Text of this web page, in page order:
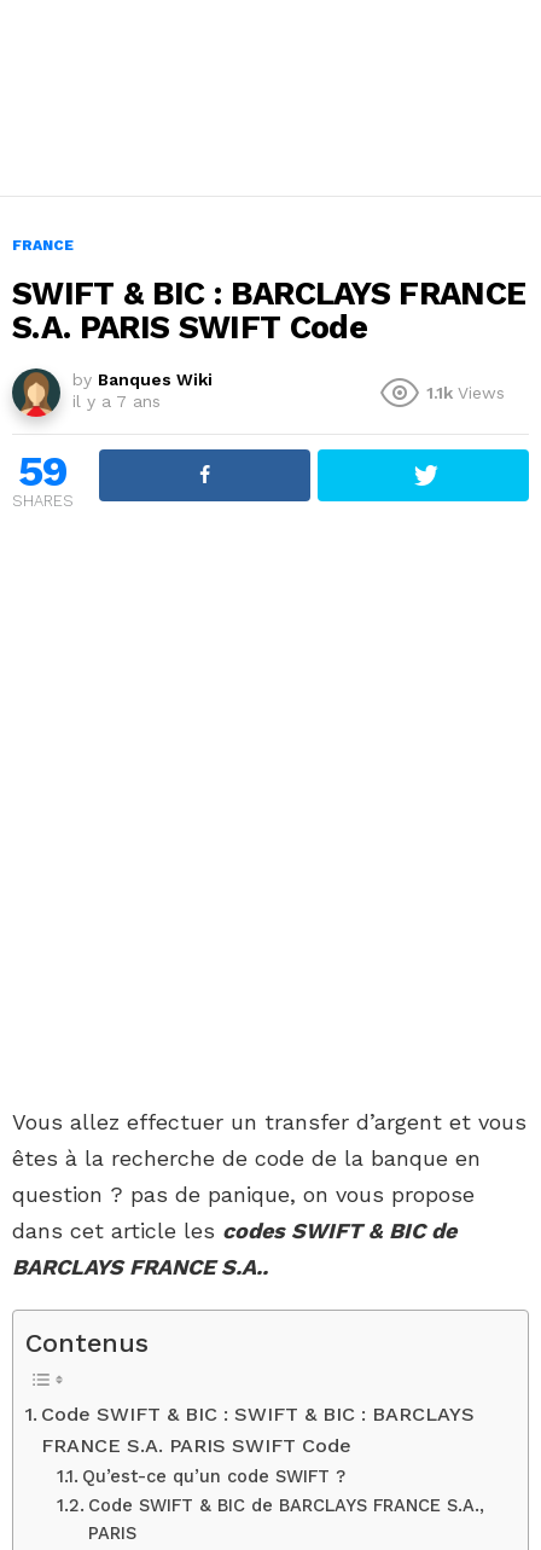
FRANCE
SWIFT & BIC : BARCLAYS FRANCE
S.A. PARIS SWIFT Code
by Banques Wiki
il y a 7 ans
1.1k Views
59
SHARES
Vous allez effectuer un transfer d’argent et vous
êtes à la recherche de code de la banque en
question ? pas de panique, on vous propose
dans cet article les codes SWIFT & BIC de
BARCLAYS FRANCE S.A..
Contenus
Code SWIFT & BIC : SWIFT & BIC : BARCLAYS
FRANCE S.A. PARIS SWIFT Code
Qu’est-ce qu’un code SWIFT ?
Code SWIFT & BIC de BARCLAYS FRANCE S.A.,
PARIS